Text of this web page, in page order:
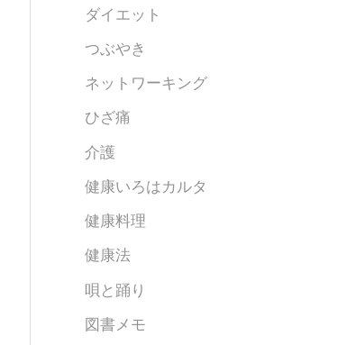
ダイエット
つぶやき
ネットワーキング
ひざ痛
介護
健康いろはカルタ
健康料理
健康法
唄と踊り
図書メモ